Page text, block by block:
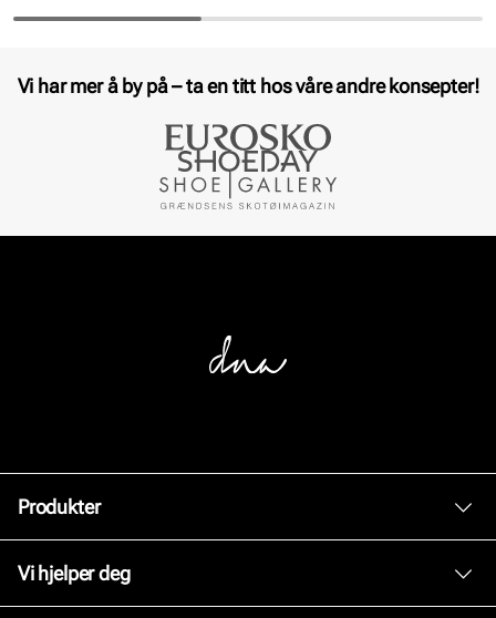
Vi har mer å by på – ta en titt hos våre andre konsepter!
Produkter
Vi hjelper deg